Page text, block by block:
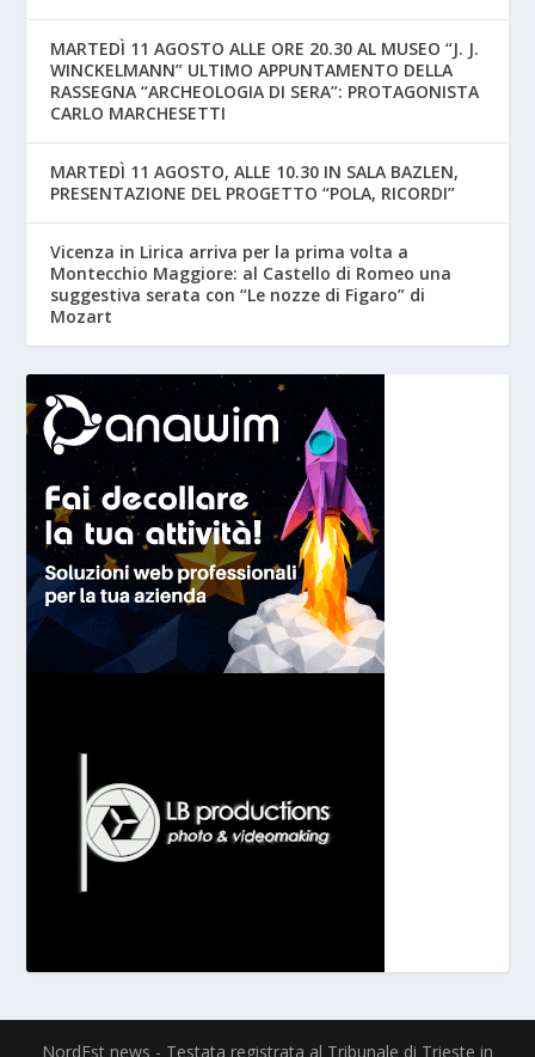
MARTEDÌ 11 AGOSTO ALLE ORE 20.30 AL MUSEO “J. J.
WINCKELMANN” ULTIMO APPUNTAMENTO DELLA
RASSEGNA “ARCHEOLOGIA DI SERA”: PROTAGONISTA
CARLO MARCHESETTI
MARTEDÌ 11 AGOSTO, ALLE 10.30 IN SALA BAZLEN,
PRESENTAZIONE DEL PROGETTO “POLA, RICORDI”
Vicenza in Lirica arriva per la prima volta a
Montecchio Maggiore: al Castello di Romeo una
suggestiva serata con “Le nozze di Figaro” di
Mozart
NordEst news - Testata registrata al Tribunale di Trieste in